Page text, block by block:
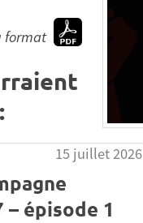
format
15 juillet 2026
épisode 1